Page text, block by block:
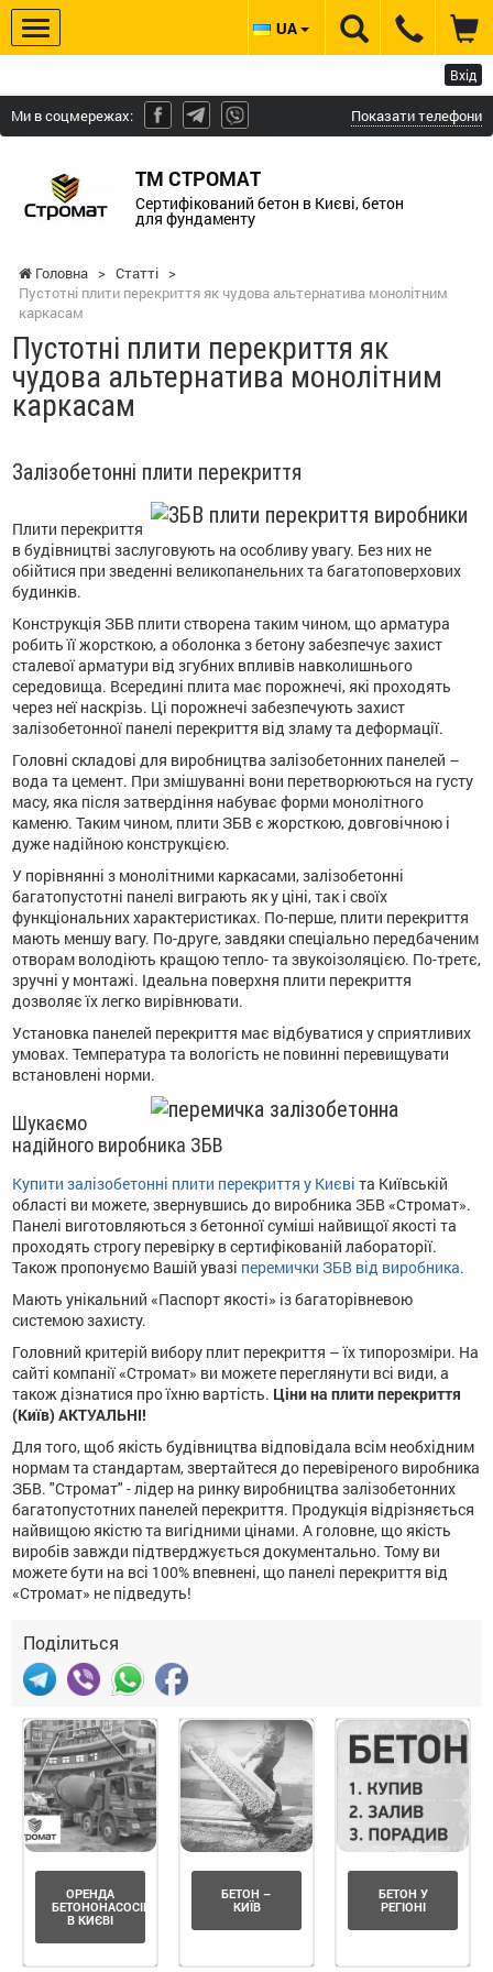
Вхід
Ми в соцмережах: Показати телефони
ТМ СТРОМАТ
Сертифікований бетон в Києві, бетон
для фундаменту
UA
Головна > Статті >
Пустотні плити перекриття як чудова альтернатива монолітним
каркасам
Пустотні плити перекриття як
чудова альтернатива монолітним
каркасам
Залізобетонні плити перекриття
Плити перекриття
в будівництві заслуговують на особливу увагу. Без них не
обійтися при зведенні великопанельних та багатоповерхових
будинків.
Конструкція ЗБВ плити створена таким чином, що арматура
робить її жорсткою, а оболонка з бетону забезпечує захист
сталевої арматури від згубних впливів навколишнього
середовища. Всередині плита має порожнечі, які проходять
через неї наскрізь. Ці порожнечі забезпечують захист
залізобетонної панелі перекриття від зламу та деформації.
Головні складові для виробництва залізобетонних панелей –
вода та цемент. При змішуванні вони перетворюються на густу
масу, яка після затвердіння набуває форми монолітного
каменю. Таким чином, плити ЗБВ є жорсткою, довговічною і
дуже надійною конструкцією.
У порівнянні з монолітними каркасами, залізобетонні
багатопустотні панелі виграють як у ціні, так і своїх
функціональних характеристиках. По-перше, плити перекриття
мають меншу вагу. По-друге, завдяки спеціально передбаченим
отворам володіють кращою тепло- та звукоізоляцією. По-третє,
зручні у монтажі. Ідеальна поверхня плити перекриття
дозволяє їх легко вирівнювати.
Установка панелей перекриття має відбуватися у сприятливих
умовах. Температура та вологість не повинні перевищувати
встановлені норми.
Шукаємо
надійного виробника ЗБВ
Купити залізобетонні плити перекриття у Києві та Київській
області ви можете, звернувшись до виробника ЗБВ «Стромат».
Панелі виготовляються з бетонної суміші найвищої якості та
проходять строгу перевірку в сертифікованій лабораторії.
Також пропонуємо Вашій увазі перемички ЗБВ від виробника.
Мають унікальний «Паспорт якості» із багаторівневою
системою захисту.
Головний критерій вибору плит перекриття – їх типорозміри. На
сайті компанії «Стромат» ви можете переглянути всі види, а
також дізнатися про їхню вартість. Ціни на плити перекриття
(Київ) АКТУАЛЬНІ!
Для того, щоб якість будівництва відповідала всім необхідним
нормам та стандартам, звертайтеся до перевіреного виробника
ЗБВ. "Стромат" - лідер на ринку виробництва залізобетонних
багатопустотних панелей перекриття. Продукція відрізняється
найвищою якістю та вигідними цінами. А головне, що якість
виробів завжди підтверджується документально. Тому ви
можете бути на всі 100% впевнені, що панелі перекриття від
«Стромат» не підведуть!
Поділиться
ОРЕНДА
БЕТОНОНАСОСІВ
В КИЄВІ
БЕТОН –
КИЇВ
БЕТОН У
РЕГІОНІ